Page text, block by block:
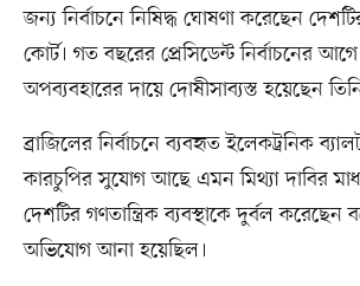
জন্য নির্বাচনে নিষিদ্ধ ঘোষণা করেছেন
কোর্ট। গত বছরের প্রেসিডেন্ট নির্বাচনের
অপব্যবহারের দায়ে দোষীসাব্যস্ত হয়েছেন
ব্রাজিলের নির্বাচনে ব্যবহৃত ইলেকট্রনিক
কারচুপির সুযোগ আছে এমন মিথ্যা দাবির
দেশটির গণতান্ত্রিক ব্যবস্থাকে দুর্বল করেছেন
অভিযোগ আনা হয়েছিল।